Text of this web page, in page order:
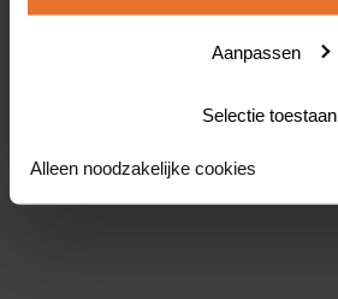
Aanpassen
Selectie toestaan
Alleen noodzakelijke cookies